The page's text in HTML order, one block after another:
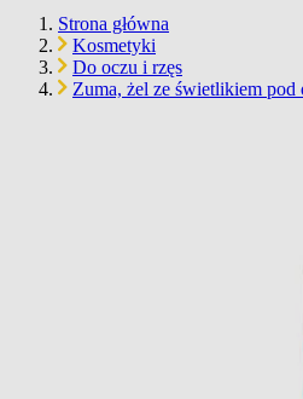
Strona główna
Kosmetyki
Do oczu i rzęs
Zuma, żel ze świetlikiem